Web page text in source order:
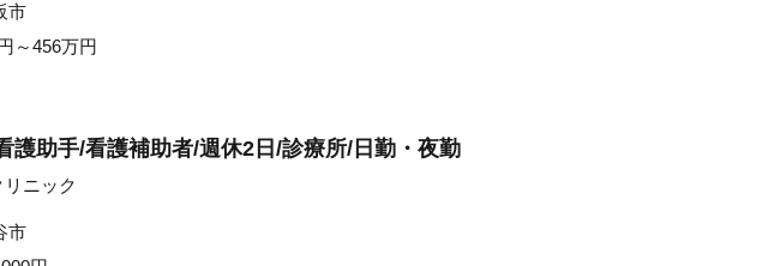
市
～456万円
護助手/看護補助者/週休2日/診療所/日勤・夜勤
ニック
市